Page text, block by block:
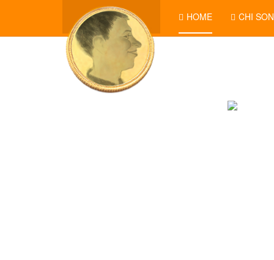
HOME CHI